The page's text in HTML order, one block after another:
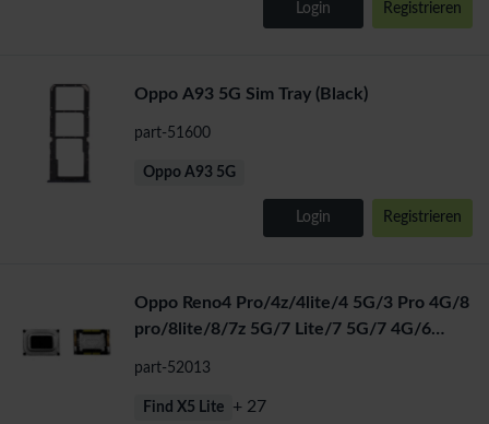
Login Registrieren
Oppo A93 5G Sim Tray (Black)
part-51600
Oppo A93 5G
Login Registrieren
Oppo Reno4 Pro/4z/4lite/4 5G/3 Pro 4G/8
pro/8lite/8/7z 5G/7 Lite/7 5G/7 4G/6
part-52013
Find X5 Lite + 27